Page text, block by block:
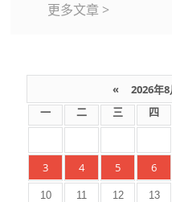
更多文章 >
« 2026年8
一 二 三 四
3
4 5 6
10 11 12 13